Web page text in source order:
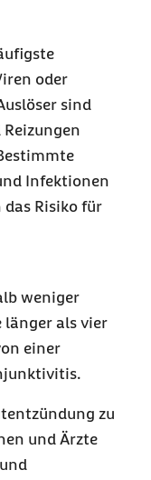
oder
sind
Infektionen
Risiko für
weniger
länger als vier
einer
zu
und Ärzte